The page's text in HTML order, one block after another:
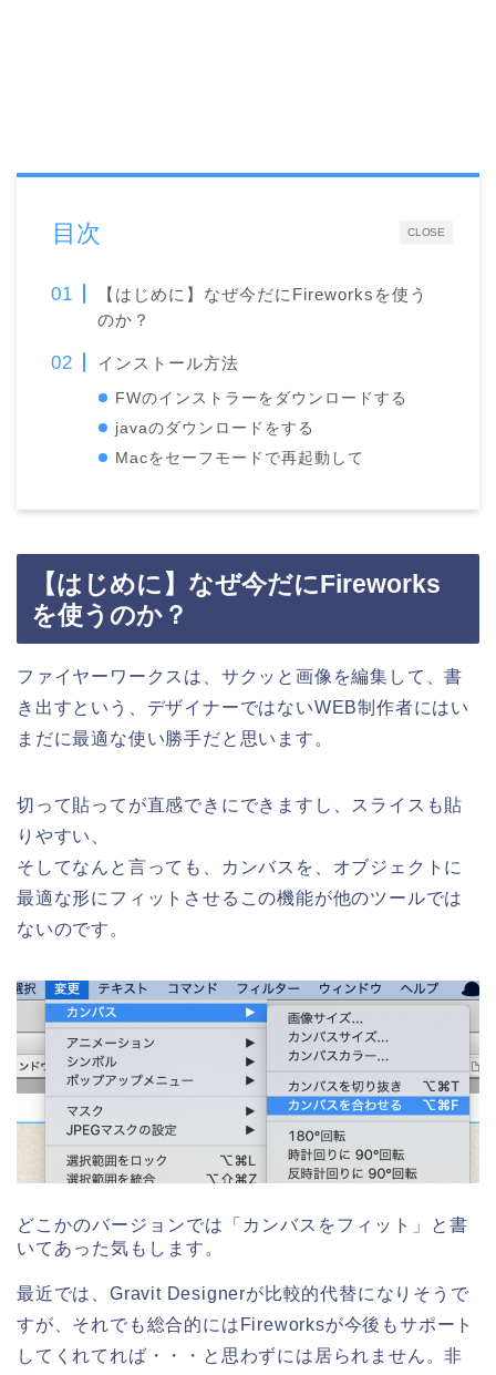
CLOSE
目次
【はじめに】なぜ今だにFireworksを使う
のか？
インストール方法
FWのインストラーをダウンロードする
javaのダウンロードをする
Macをセーフモードで再起動して
【はじめに】なぜ今だにFireworks
を使うのか？
ファイヤーワークスは、サクッと画像を編集して、書
き出すという、デザイナーではないWEB制作者にはい
まだに最適な使い勝手だと思います。
切って貼ってが直感できにできますし、スライスも貼
りやすい、
そしてなんと言っても、カンバスを、オブジェクトに
最適な形にフィットさせるこの機能が他のツールでは
ないのです。
どこかのバージョンでは「カンバスをフィット」と書
いてあった気もします。
最近では、Gravit Designerが比較的代替になりそうで
すが、それでも総合的にはFireworksが今後もサポート
してくれてれば・・・と思わずには居られません。非